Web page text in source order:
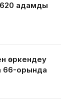
адамды
өркендеу
66-орында